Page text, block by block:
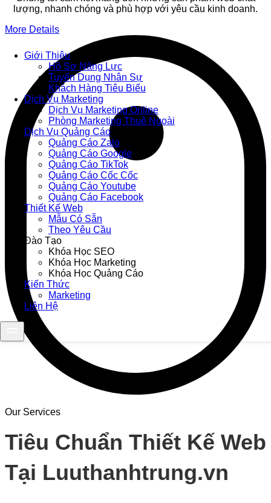
Giới Thiệu
Hồ Sơ Năng Lực
Tuyển Dụng Nhân Sự
Khách Hàng Tiêu Biểu
Dịch Vụ Marketing
Dịch Vụ Marketing Online
Phòng Marketing Thuê Ngoài
Dịch Vụ Quảng Cáo
Quảng Cáo Zalo
Quảng Cáo Google
Quảng Cáo TikTok
Quảng Cáo Cốc Cốc
Quảng Cáo Youtube
Quảng Cáo Facebook
Thiết Kế Web
Mẫu Có Sẵn
Theo Yêu Cầu
Đào Tạo
Khóa Học SEO
Khóa Học Marketing
Khóa Học Quảng Cáo
Kiến Thức
Marketing
Liên Hệ
lượng, nhanh chóng và phù hợp với yêu cầu kinh doanh.
More Details
Our Services
Tiêu Chuẩn Thiết Kế Web
Tại Luuthanhtrung.vn